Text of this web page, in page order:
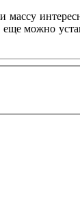
массу
можно